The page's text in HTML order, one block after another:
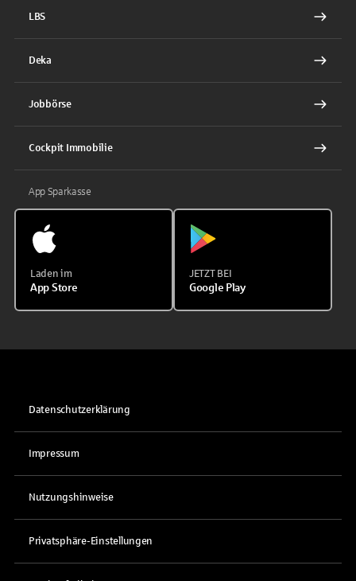
LBS
Deka
Jobbörse
Cockpit Immobilie
App Sparkasse
Laden im
App Store
JETZT BEI
Google Play
Datenschutzerklärung
Impressum
Nutzungshinweise
Privatsphäre-Einstellungen